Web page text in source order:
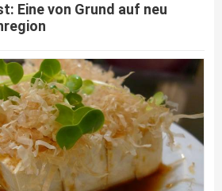
Eine von Grund auf neu